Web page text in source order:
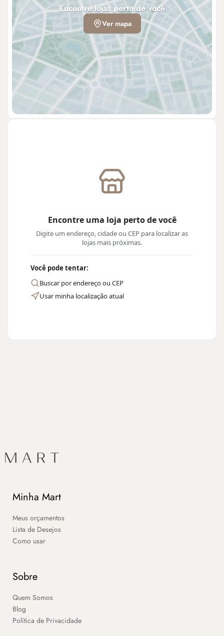
Encontre uma loja perto de você
Digite um endereço, cidade ou CEP para localizar as
lojas mais próximas.
Você pode tentar:
Buscar por endereço ou CEP
Usar minha localização atual
Encontre lojas perto de você
Ver mapa
Minha Mart
Meus orçamentos
Lista de Desejos
Como usar
Sobre
Quem Somos
Blog
Política de Privacidade